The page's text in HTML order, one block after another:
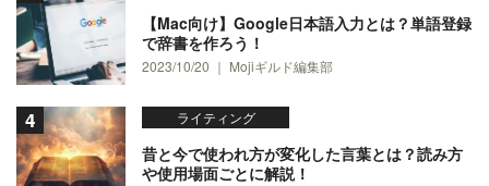
【Mac向け】Google日本語入力とは？単語登録
で辞書を作ろう！
2023/10/20 ｜ Mojiギルド編集部
ライティング
昔と今で使われ方が変化した言葉とは？読み方
や使用場面ごとに解説！